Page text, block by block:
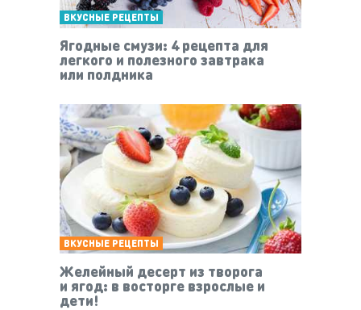
ВКУСНЫЕ РЕЦЕПТЫ
Ягодные смузи: 4 рецепта для
легкого и полезного завтрака
или полдника
ВКУСНЫЕ РЕЦЕПТЫ
Желейный десерт из творога
и ягод: в восторге взрослые и
дети!